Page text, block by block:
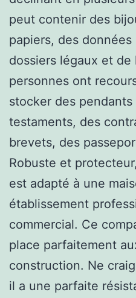
peut contenir des
papiers, des
dossiers légaux et de
personnes ont
stocker des pendants
testaments, des
brevets, des
Robuste et
est adapté à une
établissement
commercial. Ce
place parfaitement
construction. Ne
il a une parfaite